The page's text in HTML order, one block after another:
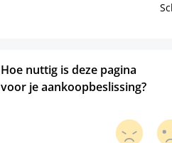
Hoe nuttig is deze pagina
voor je aankoopbeslissing?